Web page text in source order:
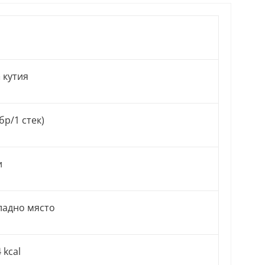
1 стек)
място
kcal